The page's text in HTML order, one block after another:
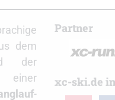
dem
der
einer
-
Partner
xc-ski.de